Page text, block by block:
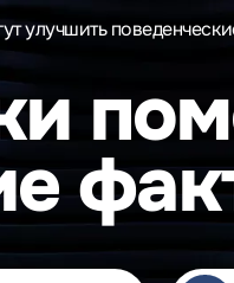
улучшить